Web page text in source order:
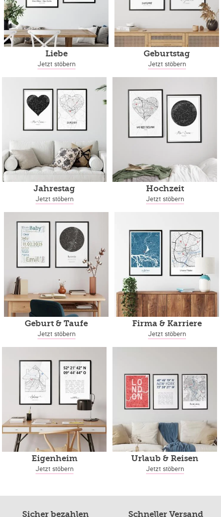
Liebe
Jetzt stöbern
Geburtstag
Jetzt stöbern
Jahrestag
Jetzt stöbern
Hochzeit
Jetzt stöbern
Geburt & Taufe
Jetzt stöbern
Firma & Karriere
Jetzt stöbern
Eigenheim
Jetzt stöbern
Urlaub & Reisen
Jetzt stöbern
Sicher bezahlen Schneller Versand